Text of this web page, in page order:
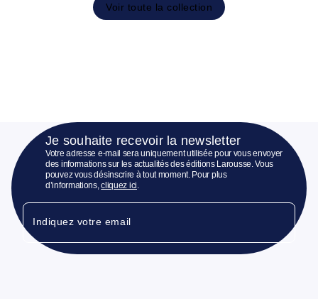
Voir toute la collection
Je souhaite recevoir la newsletter
Votre adresse e-mail sera uniquement utilisée pour vous envoyer
des informations sur les actualités des éditions Larousse. Vous
pouvez vous désinscrire à tout moment. Pour plus
d’informations,cliquez ici.
Indiquez votre email